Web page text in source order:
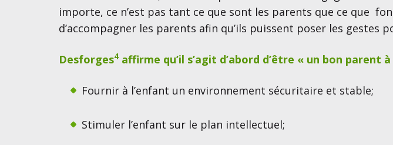
importe, ce n’est pas tant ce que sont les parents que ce que
d’accompagner les parents afin qu’ils puissent poser les
Desforges4 affirme qu’il s’agit d’abord d’être « un bon
Fournir à l’enfant un environnement sécuritaire et stable;
Stimuler l’enfant sur le plan intellectuel;